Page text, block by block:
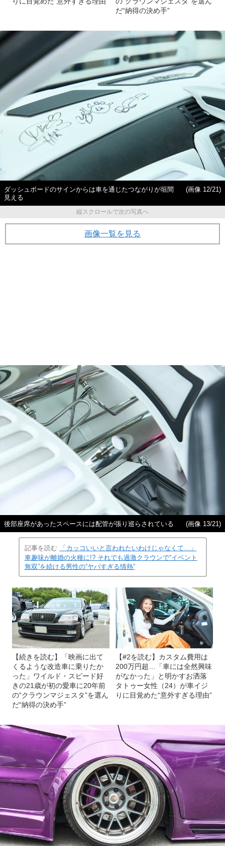
だ“納得の決め手”
ダッシュボードのサインからは車を通じたつながりが垣間
見える
(画像 12/21)
縦スクロールで次の写真へ
画像一覧を見る
後部座席があったスペースには配管が張り巡らされている (画像 13/21)
記事を読む
「カッコいいと言われたいわけじゃなくて…」
車趣味が離婚の火種に!? それでも過激クラウンで“イベント
無双”を続ける男性の“ヤバすぎる情熱”
【続きを読む】「映画に出て
くるような改造車に乗りたか
った」ワイルド・スピード好
きの21歳が初の愛車に20年前
の“クラウンマジェスタ”を選ん
だ“納得の決め手”
【#2を読む】カスタム費用は
200万円超…「車には全然興味
がなかった」と明かすお洒落
タトゥー女性（24）が車イジ
りに目覚めた“意外すぎる理由”